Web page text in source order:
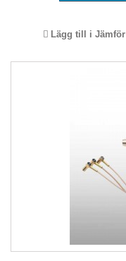
Lägg till i Jämför